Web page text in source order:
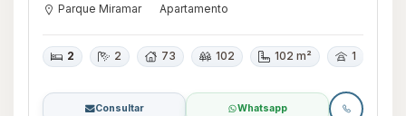
Parque Miramar Apartamento
2 2 73 102 102 m² 1
Consultar Whatsapp